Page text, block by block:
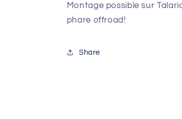
Montage possible sur
phare offroad!
Share